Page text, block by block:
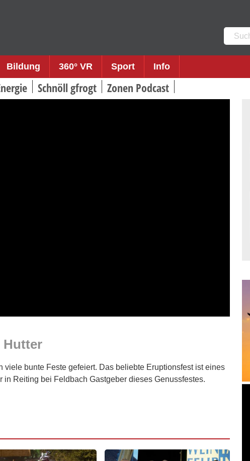
Suchen
nach:
Bildung 360° VR Sport Info
Schnöll gfrogt Zonen Podcast
Hutter
viele bunte Feste gefeiert. Das beliebte Eruptionsfest ist eines
Reiting bei Feldbach Gastgeber dieses Genussfestes.